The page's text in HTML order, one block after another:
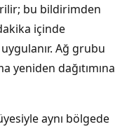
bu bildirimden
içinde
Ağ grubu
yeniden dağıtımına
aynı bölgede